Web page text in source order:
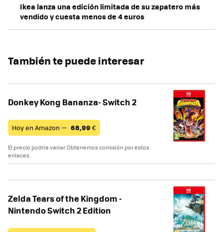
Ikea lanza una edición limitada de su zapatero más
vendido y cuesta menos de 4 euros
También te puede interesar
Donkey Kong Bananza- Switch 2
Hoy en Amazon — 68,99 €
El precio podría variar. Obtenemos comisión por estos
enlaces
Zelda Tears of the Kingdom -
Nintendo Switch 2 Edition